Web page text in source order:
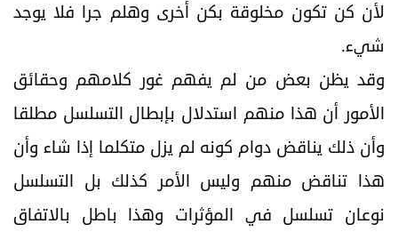
لأن كن تكون مخلوقة بكن أخرى وهلم جرا فلا يوجد
شيء.
وقد يظن بعض من لم يفهم غور كلامهم وحقائق
الأمور أن هذا منهم استدلال بإبطال التسلسل مطلقا
وأن ذلك يناقض دوام كونه لم يزل متكلما إذا شاء وأن
هذا تناقض منهم وليس الأمر كذلك بل التسلسل
نوعان تسلسل في المؤثرات وهذا باطل بالاتفاق